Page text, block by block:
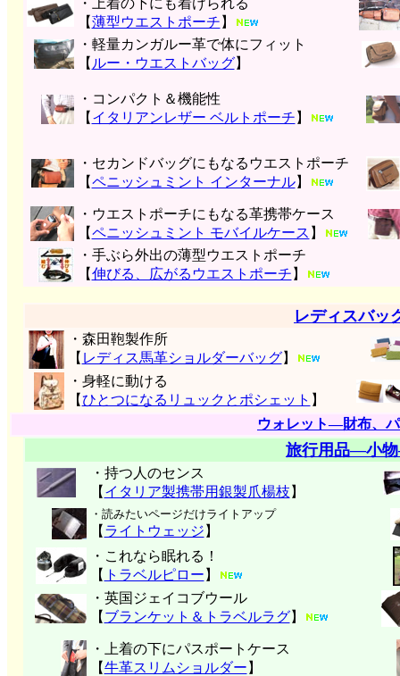
・上着の下にも着けられる
【薄型ウエストポーチ 】
・軽量カンガルー革で体にフィット
【 ルー・ウエストバッグ】
・コンパクト＆機能性
【 イタリアンレザー ベルトポーチ 】
・セカンドバッグにもなるウエストポーチ
【ペニッシュミント インターナル】
・ウエストポーチにもなる革携帯ケース
【ペニッシュミント モバイルケース 】
・手ぶら外出の薄型ウエストポーチ
【伸びる、広がるウエストポーチ 】
レディスバッ
・森田鞄製作所
【 レディス馬革ショルダーバッグ】
・身軽に動ける
【ひとつになるリュックとポシェット 】
ウォレット―財布、
旅行用品―小
・持つ人のセンス
【 イタリア製携帯用銀製爪楊枝 】
・読みたいページだけライトアップ
【 ライトウェッジ 】
・これなら眠れる！
【 トラベルピロー 】
・英国ジェイコブウール
【 ブランケット＆トラベルラグ】
・上着の下にパスポートケース
【牛革スリムショルダー 】